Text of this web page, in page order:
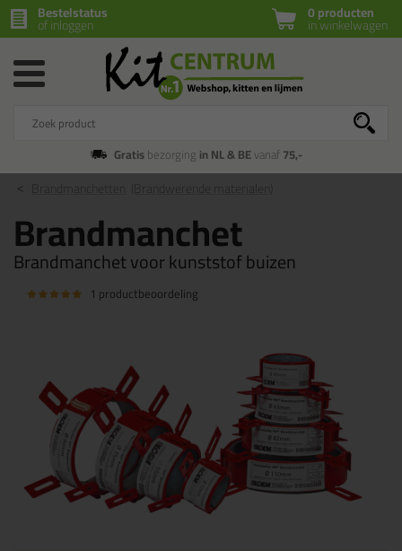
0 producten
in winkelwagen
Bestelstatus
of inloggen
Gratisbezorging in NL & BEvanaf75,-
(Brandwerende materialen)
Brandmanchet
Brandmanchet voor kunststof buizen
1 productbeoordeling